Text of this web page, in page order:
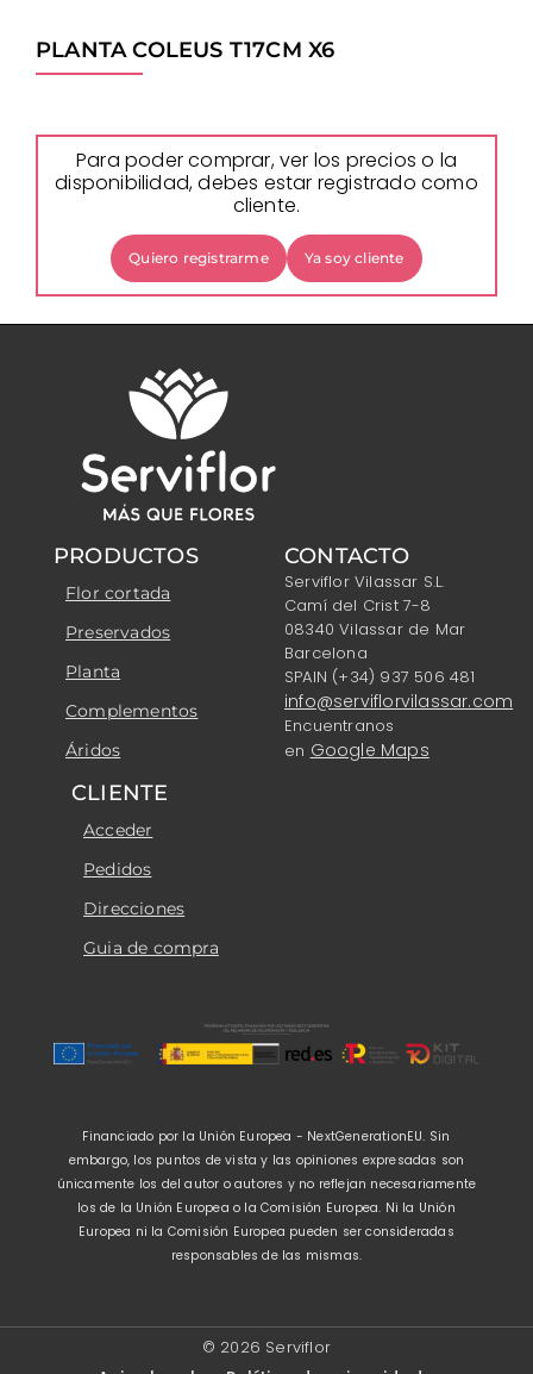
PLANTA COLEUS T17CM X6
Para poder comprar, ver los precios o la
disponibilidad, debes estar registrado como
cliente.
Quiero registrarme Ya soy cliente
PRODUCTOS
Flor cortada
Preservados
Planta
Complementos
Áridos
CONTACTO
Serviflor Vilassar S.L.
Camí del Crist 7-8
08340 Vilassar de Mar
Barcelona
SPAIN (+34) 937 506 481
info@serviflorvilassar.com
Encuentranos
en Google Maps
CLIENTE
Acceder
Pedidos
Direcciones
Guia de compra
Financiado por la Unión Europea - NextGenerationEU. Sin
embargo, los puntos de vista y las opiniones expresadas son
únicamente los del autor o autores y no reflejan necesariamente
los de la Unión Europea o la Comisión Europea. Ni la Unión
Europea ni la Comisión Europea pueden ser consideradas
responsables de las mismas.
© 2026 Serviflor